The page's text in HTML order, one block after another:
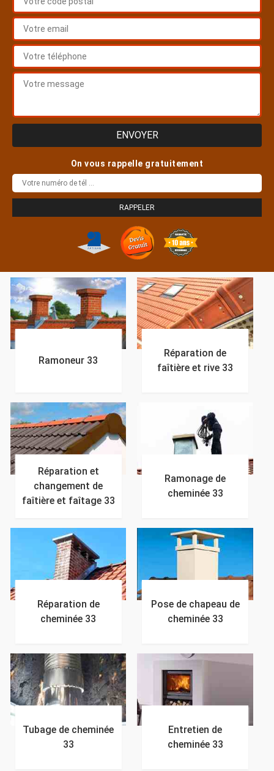
On vous rappelle gratuitement
Ramoneur 33
Réparation de
faîtière et rive 33
Réparation et
changement de
faîtière et faîtage 33
Ramonage de
cheminée 33
Réparation de
cheminée 33
Pose de chapeau de
cheminée 33
Tubage de cheminée
33
Entretien de
cheminée 33